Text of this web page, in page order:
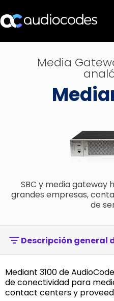
Productos y
Servicios y Soporte
Media
SBC y media gateway
grandes empresas,
de
Descripción general
Mediant 3100 de
de conectividad para
contact centers y